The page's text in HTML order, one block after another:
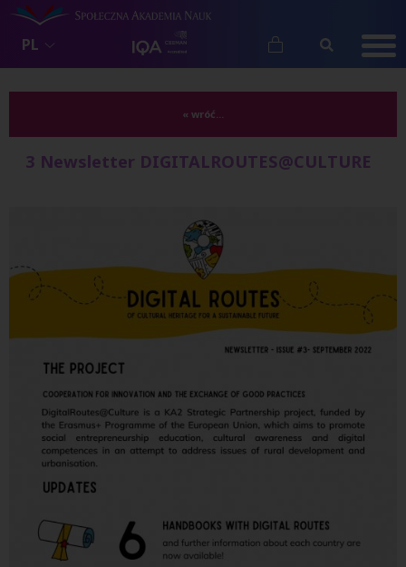
PL
« wróć...
3 Newsletter DIGITALROUTES@CULTURE